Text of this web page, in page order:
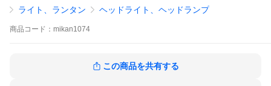
注）一部バッテリーボックス画像中にUSB-A端子ありますが、本
商品にはモバイルバッテリー機能はございません。予めご了承く
ださい
ヘッドライト 充電式 led ヘットライト 最強ルーメン ヘルメット
釣り ヘッドランプ 釣り用 作業用 usb センサー 防水 ledヘッドラ
ライト、ランタン
ヘッドライト、ヘッドランプ
商品 コード： mikan1074
この商品を共有する